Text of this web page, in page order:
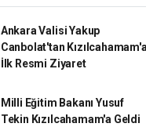
Ankara Valisi Yakup
Canbolat'tan Kızılcahamam'a
İlk Resmi Ziyaret
Milli Eğitim Bakanı Yusuf
Tekin Kızılcahamam'a Geldi